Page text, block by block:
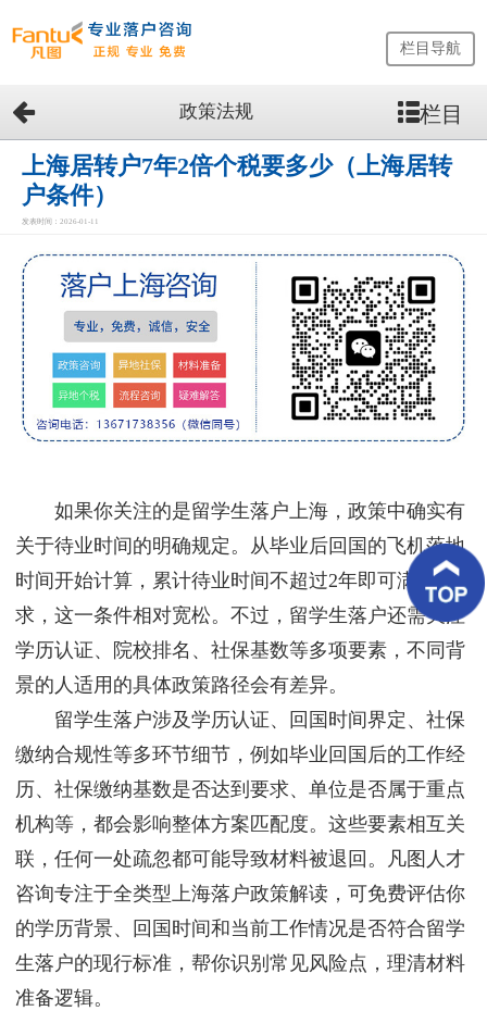
网
站
首
页
留
生
务
优
案
客
好
评
闻
资
讯
联
系
我
们
栏目导航
政策法规 栏目
上海居转户7年2倍个税要多少（上海居转
户条件）
发表时间：2026-01-11
如果你关注的是留学生落户上海，政策中确实有
关于待业时间的明确规定。从毕业后回国的飞机落地
时间开始计算，累计待业时间不超过2年即可满足要
求，这一条件相对宽松。不过，留学生落户还需关注
学历认证、院校排名、社保基数等多项要素，不同背
景的人适用的具体政策路径会有差异。
留学生落户涉及学历认证、回国时间界定、社保
缴纳合规性等多环节细节，例如毕业回国后的工作经
历、社保缴纳基数是否达到要求、单位是否属于重点
机构等，都会影响整体方案匹配度。这些要素相互关
联，任何一处疏忽都可能导致材料被退回。凡图人才
咨询专注于全类型上海落户政策解读，可免费评估你
的学历背景、回国时间和当前工作情况是否符合留学
生落户的现行标准，帮你识别常见风险点，理清材料
准备逻辑。